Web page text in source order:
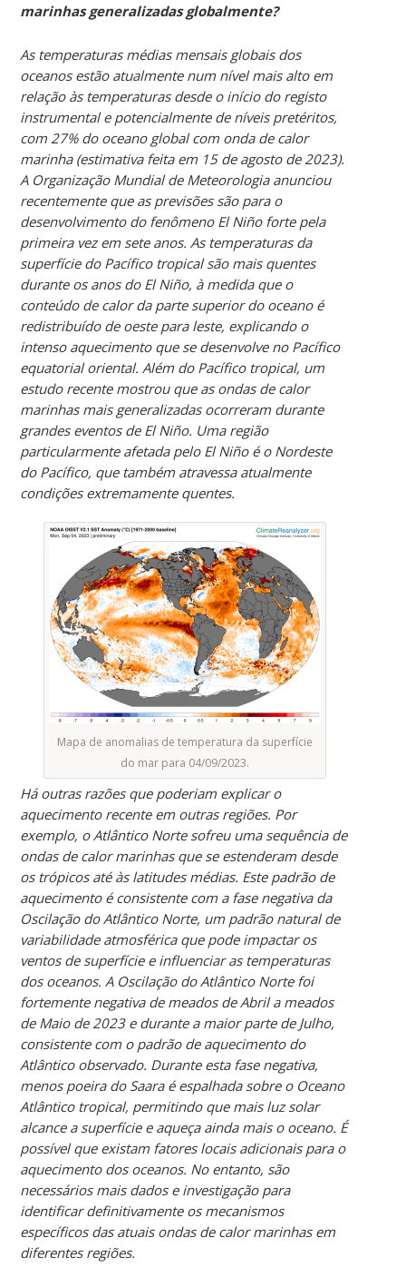
marinhas generalizadas globalmente?
As temperaturas médias mensais globais dos
oceanos estão atualmente num nível mais alto em
relação às temperaturas desde o início do registo
instrumental e potencialmente de níveis pretéritos,
com 27% do oceano global com onda de calor
marinha (estimativa feita em 15 de agosto de 2023).
A Organização Mundial de Meteorologia anunciou
recentemente que as previsões são para o
desenvolvimento do fenômeno El Niño forte pela
primeira vez em sete anos. As temperaturas da
superfície do Pacífico tropical são mais quentes
durante os anos do El Niño, à medida que o
conteúdo de calor da parte superior do oceano é
redistribuído de oeste para leste, explicando o
intenso aquecimento que se desenvolve no Pacífico
equatorial oriental. Além do Pacífico tropical, um
estudo recente mostrou que as ondas de calor
marinhas mais generalizadas ocorreram durante
grandes eventos de El Niño. Uma região
particularmente afetada pelo El Niño é o Nordeste
do Pacífico, que também atravessa atualmente
condições extremamente quentes.
Mapa de anomalias de temperatura da superfície
do mar para 04/09/2023.
Há outras razões que poderiam explicar o
aquecimento recente em outras regiões. Por
exemplo, o Atlântico Norte sofreu uma sequência de
ondas de calor marinhas que se estenderam desde
os trópicos até às latitudes médias. Este padrão de
aquecimento é consistente com a fase negativa da
Oscilação do Atlântico Norte, um padrão natural de
variabilidade atmosférica que pode impactar os
ventos de superfície e influenciar as temperaturas
dos oceanos. A Oscilação do Atlântico Norte foi
fortemente negativa de meados de Abril a meados
de Maio de 2023 e durante a maior parte de Julho,
consistente com o padrão de aquecimento do
Atlântico observado. Durante esta fase negativa,
menos poeira do Saara é espalhada sobre o Oceano
Atlântico tropical, permitindo que mais luz solar
alcance a superfície e aqueça ainda mais o oceano. É
possível que existam fatores locais adicionais para o
aquecimento dos oceanos. No entanto, são
necessários mais dados e investigação para
identificar definitivamente os mecanismos
específicos das atuais ondas de calor marinhas em
diferentes regiões.